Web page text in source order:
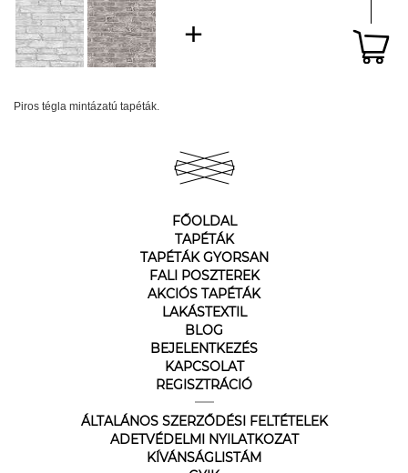
Piros tégla mintázatú tapéták.
FŐOLDAL
TAPÉTÁK
TAPÉTÁK GYORSAN
FALI POSZTEREK
AKCIÓS TAPÉTÁK
LAKÁSTEXTIL
BLOG
BEJELENTKEZÉS
KAPCSOLAT
REGISZTRÁCIÓ
ÁLTALÁNOS SZERZŐDÉSI FELTÉTELEK
ADETVÉDELMI NYILATKOZAT
KÍVÁNSÁGLISTÁM